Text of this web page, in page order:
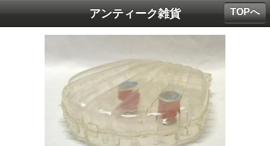
アンティーク雑貨 TOPへ